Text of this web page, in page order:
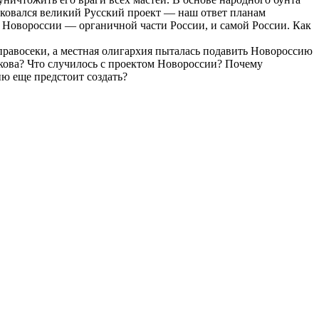
великий Русский проект — наш ответ планам
Новороссии — органичной части России, и самой России. Как
а местная олигархия пыталась подавить Новороссию
Что случилось с проектом Новороссии? Почему
еще предстоит создать?